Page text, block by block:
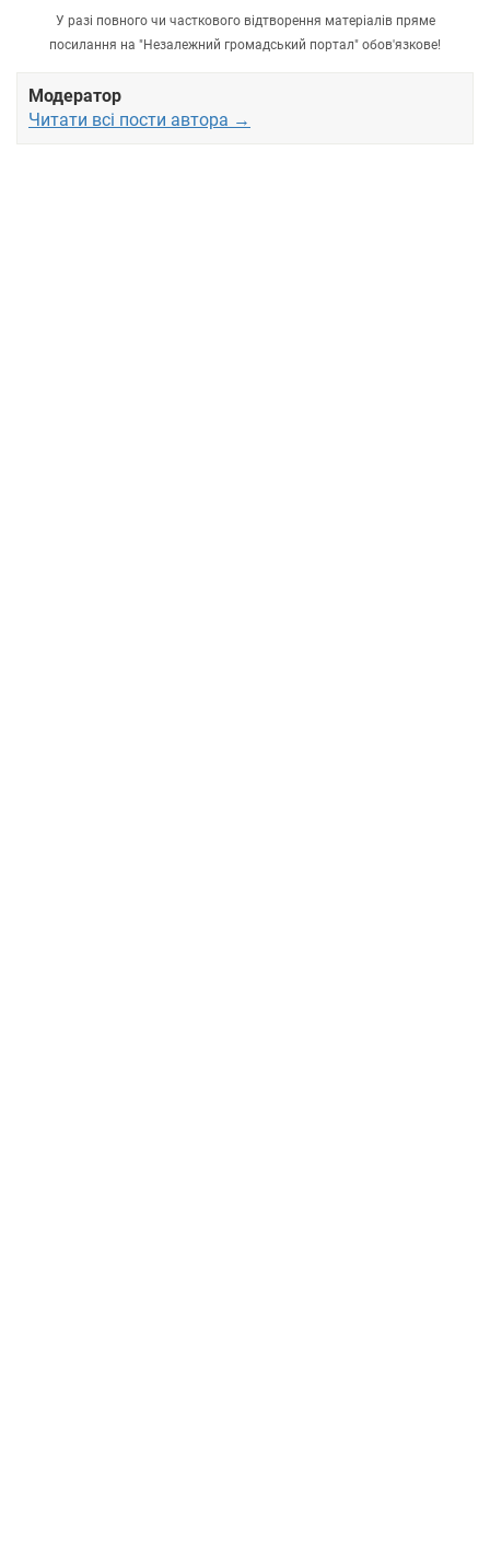
У разі повного чи часткового відтворення матеріалів пряме
посилання на "Незалежний громадський портал" обов'язкове!
Модератор
Читати всі пости автора →